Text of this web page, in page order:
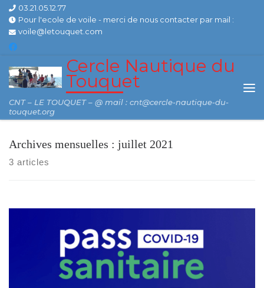
Skip to content
03.21.05.12.77
Pour l'ecole de voile - merci de nous contacter par mail :
voile@letouquet.com
Cercle Nautique du
Touquet
CNT – LE TOUQUET – @ mail : cnt@cercle-nautique-du-
touquet.org
Archives mensuelles : juillet 2021
3 articles